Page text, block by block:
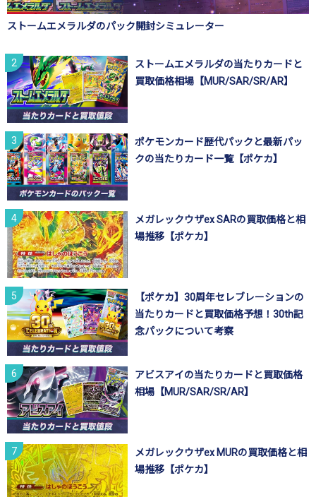
ストームエメラルダのパック開封シミュレーター
ストームエメラルダの当たりカードと
買取価格相場【MUR/SAR/SR/AR】
ポケモンカード歴代パックと最新パッ
クの当たりカード一覧【ポケカ】
メガレックウザex SARの買取価格と相
場推移【ポケカ】
【ポケカ】30周年セレブレーションの
当たりカードと買取価格予想！30th記
念パックについて考察
アビスアイの当たりカードと買取価格
相場【MUR/SAR/SR/AR】
メガレックウザex MURの買取価格と相
場推移【ポケカ】